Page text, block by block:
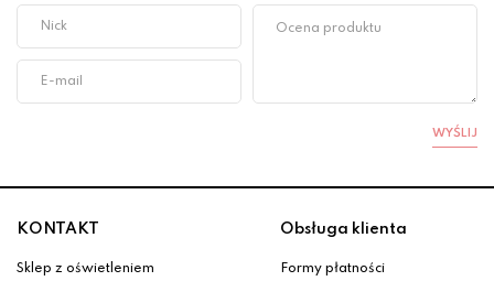
WYŚLIJ
KONTAKT
Sklep z oświetleniem
Obsługa klienta
Formy płatności